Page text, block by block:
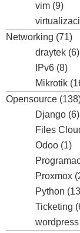
vim (9)
Networking (71)
draytek (6)
IPv6 (8)
Mikrotik
Opensource
Django (6)
Files
Odoo (1)
Proxmox
Python
Ticketing
wordpress